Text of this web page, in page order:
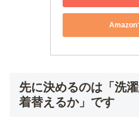
Amazon
先に決めるのは「洗
着替えるか」です